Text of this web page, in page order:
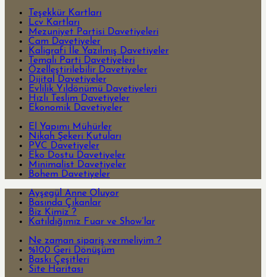
Teşekkür Kartları
Lcv Kartları
Mezuniyet Partisi Davetiyeleri
Cam Davetiyeler
Kaligrafi İle Yazılmış Davetiyeler
Temalı Parti Davetiyeleri
Özelleştirilebilir Davetiyeler
Dijital Davetiyeler
Evlilik Yıldönümü Davetiyeleri
Hızlı Teslim Davetiyeler
Ekonomik Davetiyeler
El Yapımı Mühürler
Nikah Şekeri Kutuları
PVC Davetiyeler
Eko Dostu Davetiyeler
Minimalist Davetiyeler
Bohem Davetiyeler
Ayşegül Anne Oluyor
Basında Çıkanlar
Biz Kimiz ?
Katıldığımız Fuar ve Show’lar
Ne zaman sipariş vermeliyim ?
%100 Geri Dönüşüm
Baskı Çeşitleri
Site Haritası